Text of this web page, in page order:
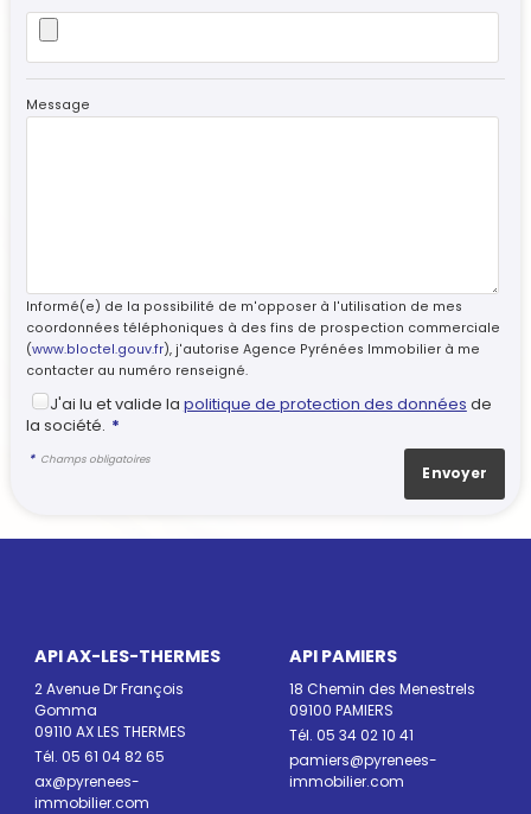
Message
Informé(e) de la possibilité de m'opposer à l'utilisation de mes
coordonnées téléphoniques à des fins de prospection commerciale
(www.bloctel.gouv.fr), j'autorise Agence Pyrénées Immobilier à me
contacter au numéro renseigné.
J'ai lu et valide la politique de protection des données de
la société. *
* Champs obligatoires
API AX-LES-THERMES
2 Avenue Dr François
Gomma
09110 AX LES THERMES
Tél. 05 61 04 82 65
ax@pyrenees-
immobilier.com
API PAMIERS
18 Chemin des Menestrels
09100 PAMIERS
Tél. 05 34 02 10 41
pamiers@pyrenees-
immobilier.com